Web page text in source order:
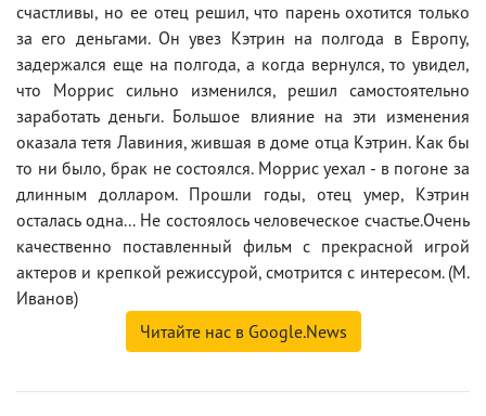
счастливы, но ее отец решил, что парень охотится только
за его деньгами. Он увез Кэтрин на полгода в Европу,
задержался еще на полгода, а когда вернулся, то увидел,
что Моррис сильно изменился, решил самостоятельно
заработать деньги. Большое влияние на эти изменения
оказала тетя Лавиния, жившая в доме отца Кэтрин. Как бы
то ни было, брак не состоялся. Моррис уехал - в погоне за
длинным долларом. Прошли годы, отец умер, Кэтрин
осталась одна... Не состоялось человеческое счастье.Очень
качественно поставленный фильм с прекрасной игрой
актеров и крепкой режиссурой, смотрится с интересом. (М.
Иванов)
Читайте нас в Google.News